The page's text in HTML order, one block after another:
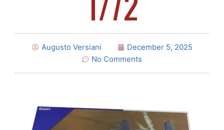
Augusto Versiani
December 5, 2025
No Comments